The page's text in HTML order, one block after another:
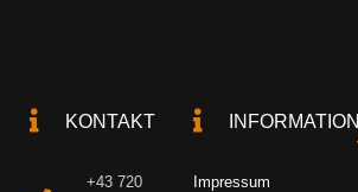
KONTAKT
+43 720
INFORMATION
Impressum